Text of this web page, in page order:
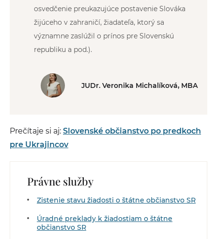
osvedčenie preukazujúce postavenie Slováka
žijúceho v zahraničí, žiadateľa, ktorý sa
významne zaslúžil o prínos pre Slovenskú
republiku a pod.).
JUDr. Veronika Michalíková, MBA
Prečítaje si aj: Slovenské občianstvo po predkoch
pre Ukrajincov
Právne služby
Zistenie stavu žiadosti o štátne občianstvo SR
Úradné preklady k žiadostiam o štátne
občianstvo SR